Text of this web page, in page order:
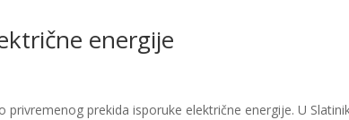
energije
prekida isporuke električne energije. U